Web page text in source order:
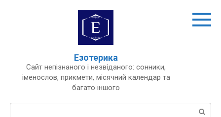
Езотерика
Сайт непізнаного і незвіданого: сонники,
іменослов, прикмети, місячний календар та
багато іншого
Пошук: